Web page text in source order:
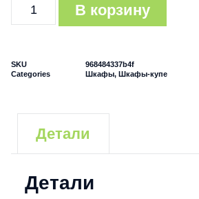
В корзину
SKU
968484337b4f
Categories
Шкафы, Шкафы-купе
Детали
Детали